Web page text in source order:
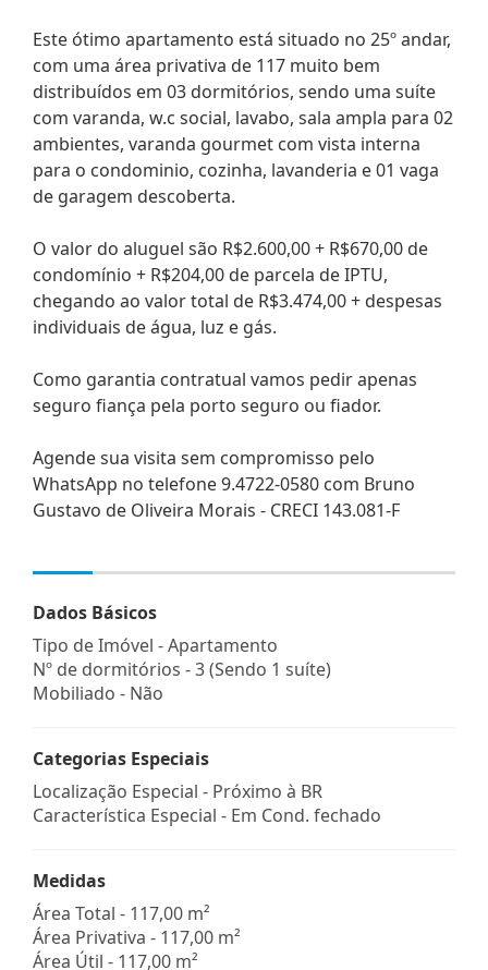
Este ótimo apartamento está situado no 25º andar,
com uma área privativa de 117 muito bem
distribuídos em 03 dormitórios, sendo uma suíte
com varanda, w.c social, lavabo, sala ampla para 02
ambientes, varanda gourmet com vista interna
para o condominio, cozinha, lavanderia e 01 vaga
de garagem descoberta.
O valor do aluguel são R$2.600,00 + R$670,00 de
condomínio + R$204,00 de parcela de IPTU,
chegando ao valor total de R$3.474,00 + despesas
individuais de água, luz e gás.
Como garantia contratual vamos pedir apenas
seguro fiança pela porto seguro ou fiador.
Agende sua visita sem compromisso pelo
WhatsApp no telefone 9.4722-0580 com Bruno
Gustavo de Oliveira Morais - CRECI 143.081-F
Dados Básicos
Tipo de Imóvel - Apartamento
Nº de dormitórios - 3 (Sendo 1 suíte)
Mobiliado - Não
Categorias Especiais
Localização Especial - Próximo à BR
Característica Especial - Em Cond. fechado
Medidas
Área Total - 117,00 m²
Área Privativa - 117,00 m²
Área Útil - 117,00 m²